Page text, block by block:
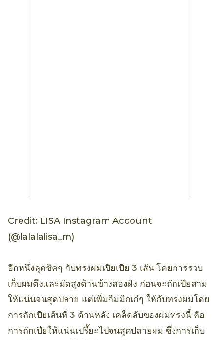
Credit: LISA Instagram Account
(@lalalalisa_m)
อีกหนึ่งลุคชิคๆ กับทรงผมเปียเปีย 3 เส้น โดยการรวบ
เก็บผมตึงและมัดสูงด้านข้างสองฝั่ง ก่อนจะถักเปียสาม
ให้แน่นจนสุดปลาย แต่เพิ่มกิมมิกเก๋ๆ ให้กับทรงผมโดย
การถักเปียเส้นที่ 3 ด้านหลัง เคล็ดลับของผมทรงนี้ คือ
การถักเปียให้แน่นเปรี๊ยะไปจนสุดปลายผม ซึ่งการเก็บ